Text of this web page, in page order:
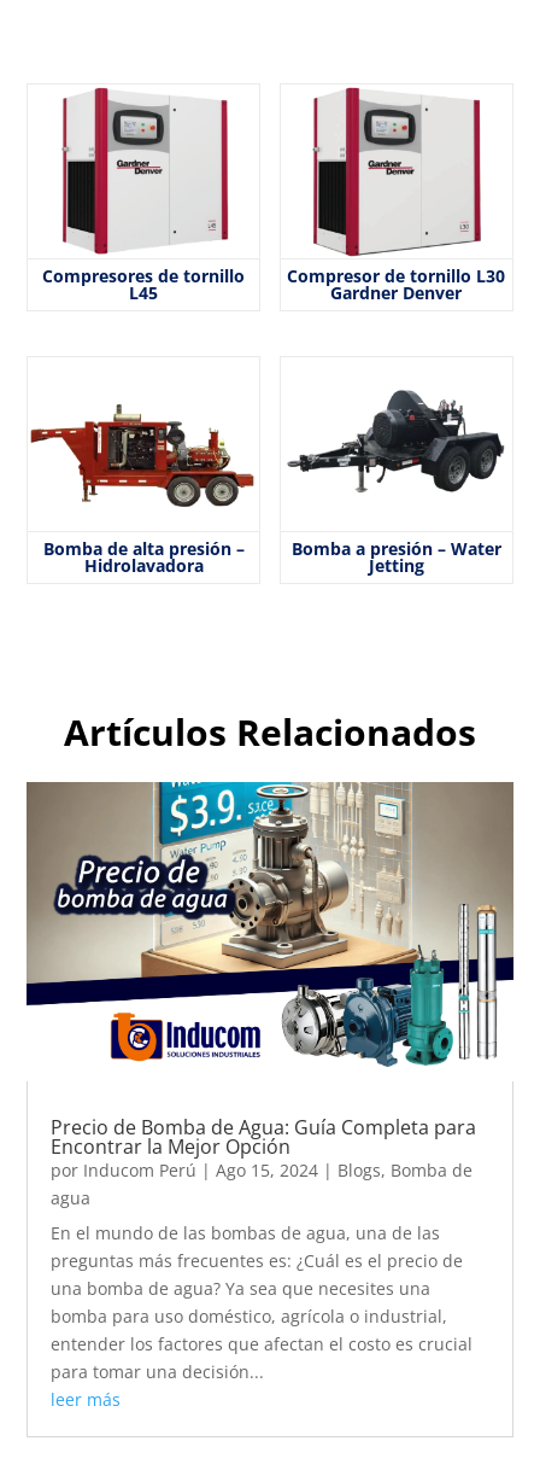
Compresores de tornillo
L45
Compresor de tornillo L30
Gardner Denver
Bomba de alta presión –
Hidrolavadora
Bomba a presión – Water
Jetting
Artículos Relacionados
Precio de Bomba de Agua: Guía Completa para
Encontrar la Mejor Opción
por Inducom Perú |Ago 15, 2024 | Blogs, Bomba de
agua
En el mundo de las bombas de agua, una de las
preguntas más frecuentes es: ¿Cuál es el precio de
una bomba de agua? Ya sea que necesites una
bomba para uso doméstico, agrícola o industrial,
entender los factores que afectan el costo es crucial
para tomar una decisión...
leer más